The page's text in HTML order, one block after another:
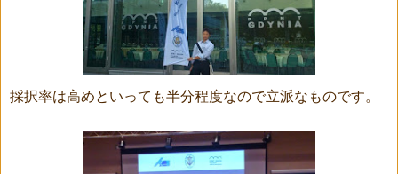
採択率は高めといっても半分程度なので立派なものです。